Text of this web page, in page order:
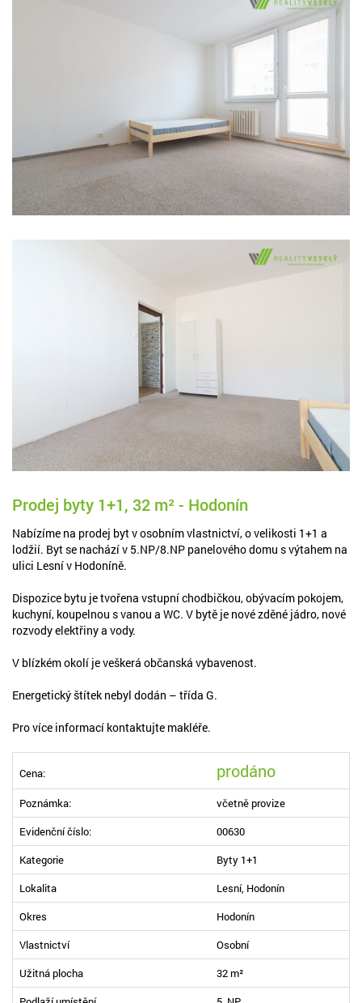
Prodej byty 1+1, 32 m² - Hodonín
Nabízíme na prodej byt v osobním vlastnictví, o velikosti 1+1 a
lodžií. Byt se nachází v 5.NP/8.NP panelového domu s výtahem na
ulici Lesní v Hodoníně.
Dispozice bytu je tvořena vstupní chodbičkou, obývacím pokojem,
kuchyní, koupelnou s vanou a WC. V bytě je nové zděné jádro, nové
rozvody elektřiny a vody.
V blízkém okolí je veškerá občanská vybavenost.
Energetický štítek nebyl dodán – třída G.
Pro více informací kontaktujte makléře.
Cena: prodáno
Poznámka:
včetně provize
Evidenční číslo:
00630
Kategorie
Byty 1+1
Lokalita
Lesní, Hodonín
Okres
Hodonín
Vlastnictví
Osobní
Užitná plocha
32 m²